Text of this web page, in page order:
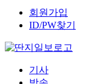
회원가입
ID/PW찾기
기사